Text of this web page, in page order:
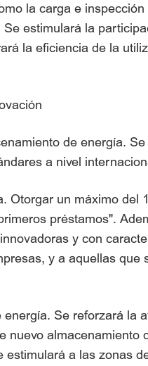
la carga e
estimulará la
la eficiencia de la
de energía.
a nivel
Otorgar un máximo del
préstamos".
y con
y a aquellas
Se reforzará la
nuevo almacenamiento
a las zonas